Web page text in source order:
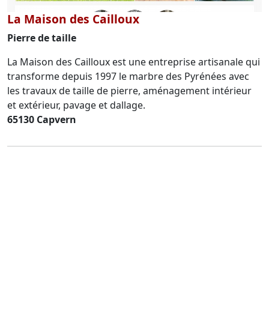
La Maison des Cailloux
Pierre de taille
La Maison des Cailloux est une entreprise artisanale qui
transforme depuis 1997 le marbre des Pyrénées avec
les travaux de taille de pierre, aménagement intérieur
et extérieur, pavage et dallage.
65130 Capvern